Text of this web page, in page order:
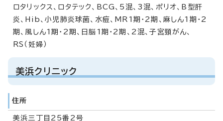
ロタリックス、ロタテック、BCG、5混、3混、ポリオ、B型肝
炎、Hib、小児肺炎球菌、水痘、MR1期・2期、麻しん1期・2
期、風しん1期・2期、日脳1期・2期、2混、子宮頸がん、
RS（妊婦）
美浜クリニック
住所
美浜三丁目25番2号